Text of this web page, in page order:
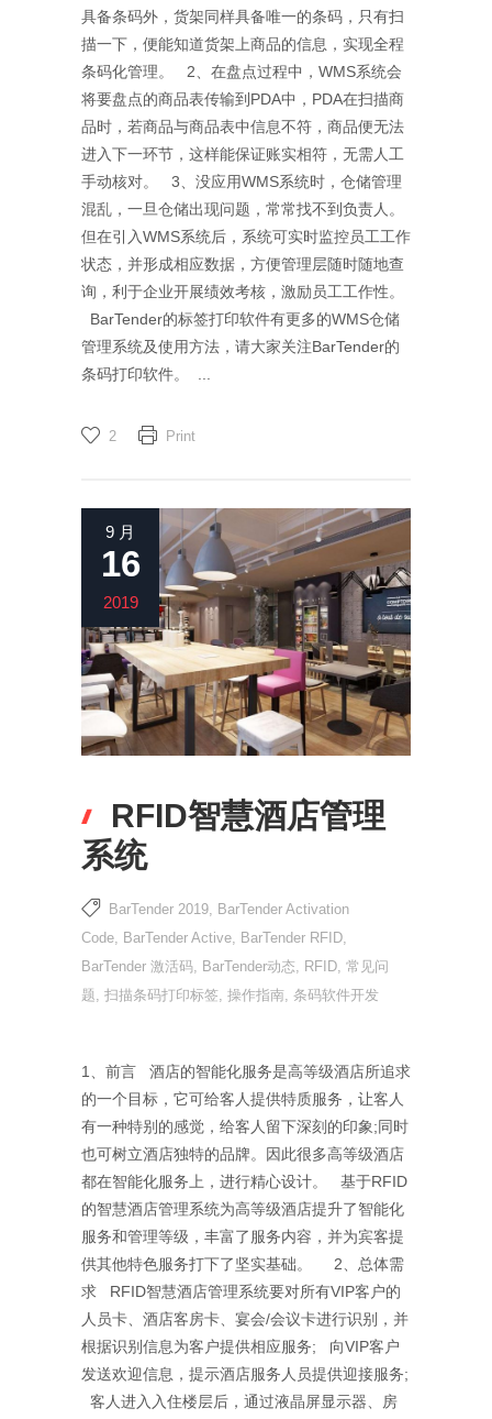
具备条码外，货架同样具备唯一的条码，只有扫
描一下，便能知道货架上商品的信息，实现全程
条码化管理。 2、在盘点过程中，WMS系统会
将要盘点的商品表传输到PDA中，PDA在扫描商
品时，若商品与商品表中信息不符，商品便无法
进入下一环节，这样能保证账实相符，无需人工
手动核对。 3、没应用WMS系统时，仓储管理
混乱，一旦仓储出现问题，常常找不到负责人。
但在引入WMS系统后，系统可实时监控员工工作
状态，并形成相应数据，方便管理层随时随地查
询，利于企业开展绩效考核，激励员工工作性。
BarTender的标签打印软件有更多的WMS仓储
管理系统及使用方法，请大家关注BarTender的
条码打印软件。 ...
2 Print
9 月
16
2019
RFID智慧酒店管理
系统
BarTender 2019, BarTender Activation
Code, BarTender Active, BarTender RFID,
BarTender 激活码, BarTender动态, RFID, 常见问
题, 扫描条码打印标签, 操作指南, 条码软件开发
1、前言 酒店的智能化服务是高等级酒店所追求
的一个目标，它可给客人提供特质服务，让客人
有一种特别的感觉，给客人留下深刻的印象;同时
也可树立酒店独特的品牌。因此很多高等级酒店
都在智能化服务上，进行精心设计。 基于RFID
的智慧酒店管理系统为高等级酒店提升了智能化
服务和管理等级，丰富了服务内容，并为宾客提
供其他特色服务打下了坚实基础。 2、总体需
求 RFID智慧酒店管理系统要对所有VIP客户的
人员卡、酒店客房卡、宴会/会议卡进行识别，并
根据识别信息为客户提供相应服务; 向VIP客户
发送欢迎信息，提示酒店服务人员提供迎接服务;
客人进入入住楼层后，通过液晶屏显示器、房